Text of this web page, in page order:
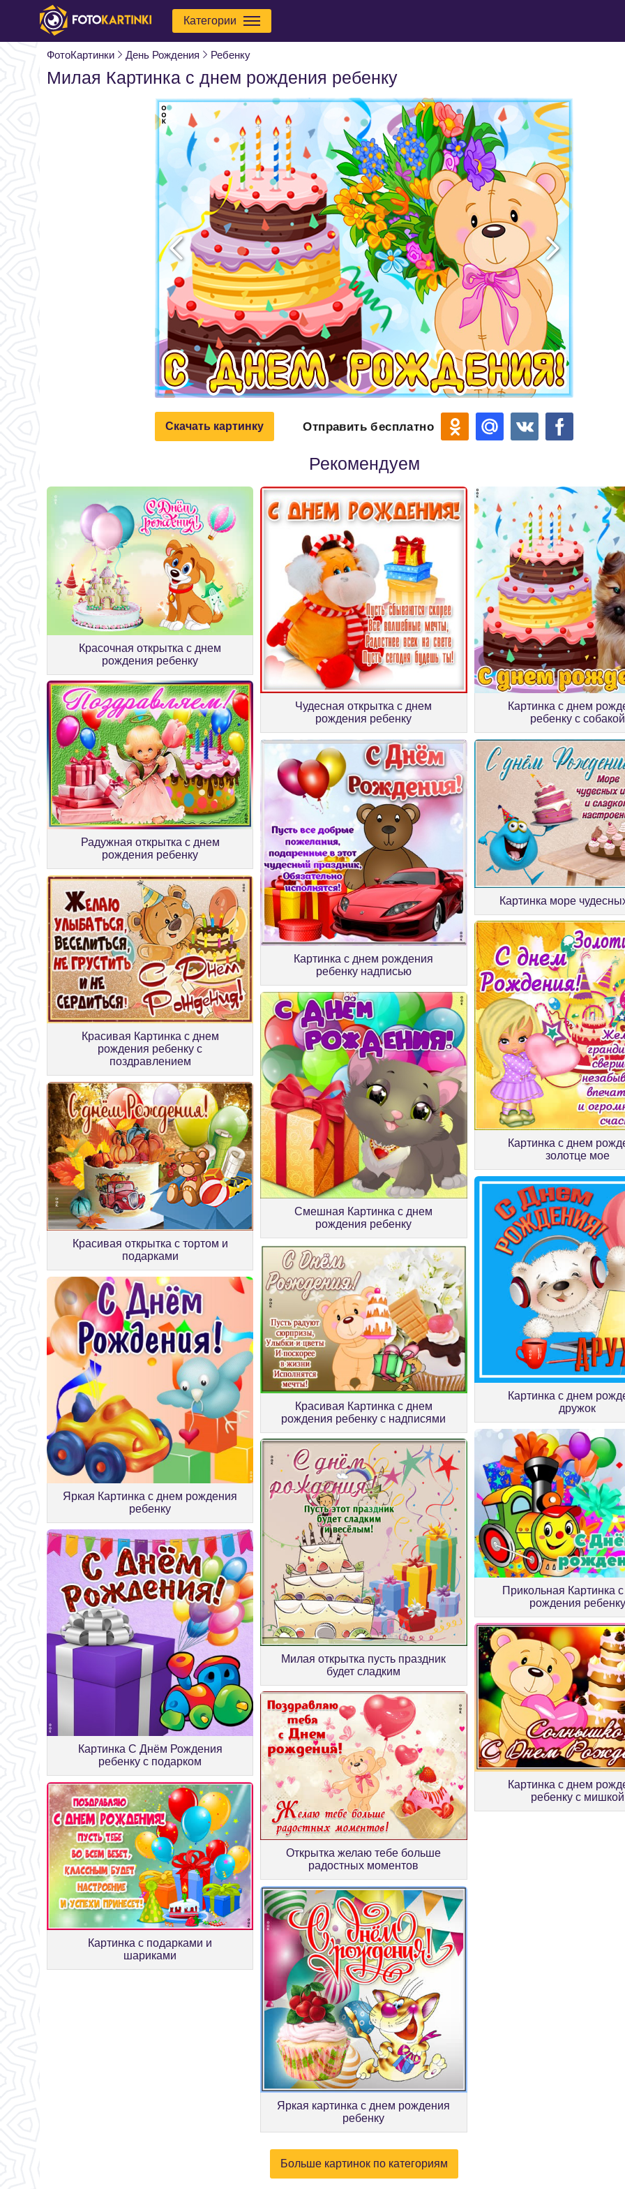
Категории
ФотоКартинки День Рождения Ребенку
Милая Картинка с днем рождения ребенку
Скачать картинку Отправить бесплатно
Рекомендуем
Красочная открытка с днем
рождения ребенку
Чудесная открытка с днем
рождения ребенку
Картинка с днем
ребенку с собакой
Радужная открытка с днем
рождения ребенку
Картинка с днем рождения
ребенку надписью
Картинка море
Красивая Картинка с днем
рождения ребенку с
поздравлением
Смешная Картинка с днем
рождения ребенку
Картинка с днем
золотце мое
Красивая открытка с тортом и
подарками
Красивая Картинка с днем
рождения ребенку с надписями
Картинка с днем
дружок
Яркая Картинка с днем рождения
ребенку
Милая открытка пусть праздник
будет сладким
Прикольная Картинка
рождения ребенку
Картинка С Днём Рождения
ребенку с подарком
Открытка желаю тебе больше
радостных моментов
Картинка с днем
ребенку с мишкой
Картинка с подарками и
шариками
Яркая картинка с днем рождения
ребенку
Больше картинок по категориям